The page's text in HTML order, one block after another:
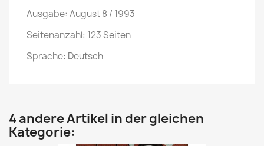
Ausgabe: August 8 / 1993
Seitenanzahl: 123 Seiten
Sprache: Deutsch
4 andere Artikel in der gleichen
Kategorie: